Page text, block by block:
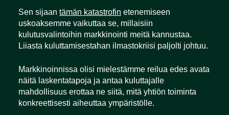
Sen sijaan tämän katastrofin etenemiseen
uskoaksemme vaikuttaa se, millaisiin
kulutusvalintoihin markkinointi meitä kannustaa.
Liiasta kuluttamisestahan ilmastokriisi paljolti johtuu.
Markkinoinnissa olisi mielestämme reilua edes avata
näitä laskentatapoja ja antaa kuluttajalle
mahdollisuus erottaa ne siitä, mitä yhtiön toiminta
konkreettisesti aiheuttaa ympäristölle.